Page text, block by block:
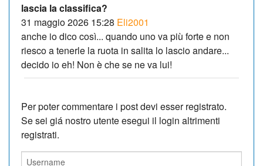
lascia la classifica?
31 maggio 2026 15:28 Eli2001
anche io dico così... quando uno va più forte e non
riesco a tenerle la ruota in salita lo lascio andare...
decido io eh! Non è che se ne va lui!
Per poter commentare i post devi esser registrato.
Se sei giá nostro utente esegui il login altrimenti
registrati.